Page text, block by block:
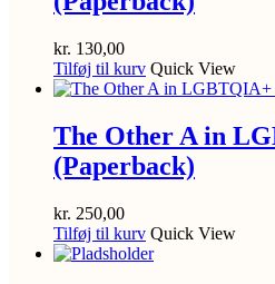
kr. 130,00
Tilføj til kurv Quick View
The Other A in
(Paperback)
kr. 250,00
Tilføj til kurv Quick View